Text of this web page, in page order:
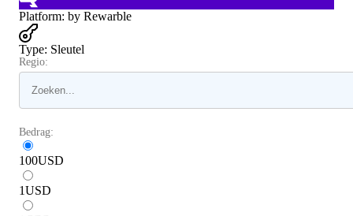
Platform: by Rewarble
Type: Sleutel
Regio:
Bedrag:
100USD
1USD